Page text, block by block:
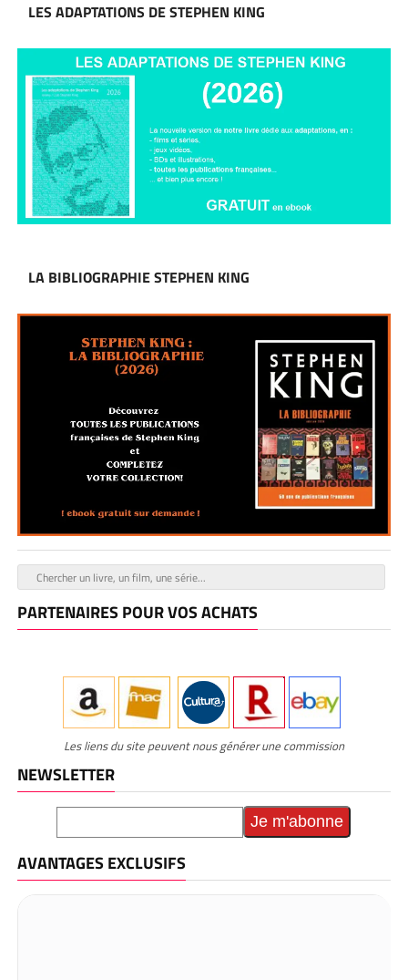
LES ADAPTATIONS DE STEPHEN KING
LA BIBLIOGRAPHIE STEPHEN KING
PARTENAIRES POUR VOS ACHATS
Les liens du site peuvent nous générer une commission
NEWSLETTER
AVANTAGES EXCLUSIFS